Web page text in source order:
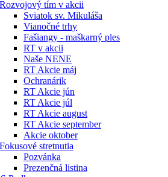
Rozvojový tím v akcii
Sviatok sv. Mikuláša
Vianočné trhy
Fašiangy - maškarný ples
RT v akcii
Naše NENE
RT Akcie máj
Ochranárik
RT Akcie jún
RT Akcie júl
RT Akcie august
RT Akcie september
Akcie oktober
Fokusové stretnutia
Pozvánka
Prezenčná listina